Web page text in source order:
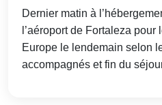
Dernier matin à
l’aéroport de Fortaleza pour
Europe le lendemain selon
accompagnés et fin du